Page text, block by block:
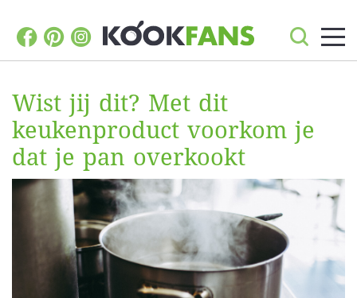
Wist jij dit? Met dit
keukenproduct voorkom je
dat je pan overkookt